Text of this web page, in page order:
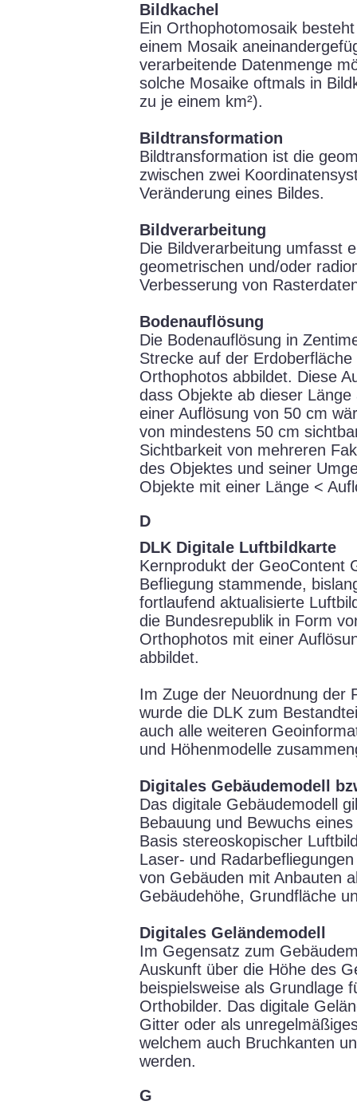
Bildkachel
Ein Orthophotomosaik
einem Mosaik
verarbeitende Datenmenge
solche Mosaike oftmals in
zu je einem km²).
Bildtransformation
Bildtransformation ist die
zwischen zwei
Veränderung eines Bildes.
Bildverarbeitung
Die Bildverarbeitung umfasst
geometrischen und/oder
Verbesserung von
Bodenauflösung
Die Bodenauflösung in
Strecke auf der
Orthophotos abbildet. Diese
dass Objekte ab dieser
einer Auflösung von 50 cm
von mindestens 50 cm
Sichtbarkeit von mehreren
des Objektes und seiner
Objekte mit einer Länge <
D
DLK Digitale Luftbildkarte
Kernprodukt der GeoContent
Befliegung stammende,
fortlaufend aktualisierte
die Bundesrepublik in Form
Orthophotos mit einer
abbildet.
Im Zuge der Neuordnung der
wurde die DLK zum
auch alle weiteren
und Höhenmodelle
Digitales Gebäudemodell
Das digitale Gebäudemodell
Bebauung und Bewuchs
Basis stereoskopischer
Laser- und
von Gebäuden mit Anbauten
Gebäudehöhe, Grundfläche
Digitales Geländemodell
Im Gegensatz zum
Auskunft über die Höhe des
beispielsweise als Grundlage
Orthobilder. Das digitale
Gitter oder als
welchem auch Bruchkanten
werden.
G